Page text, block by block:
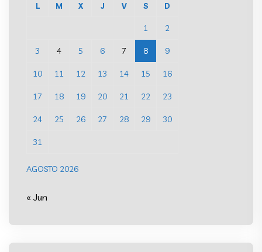
AGOSTO 2026
L M X J V S D
1 2
3 4 5 6 7 8 9
10 11 12 13 14 15 16
17 18 19 20 21 22 23
24 25 26 27 28 29 30
31
« Jun